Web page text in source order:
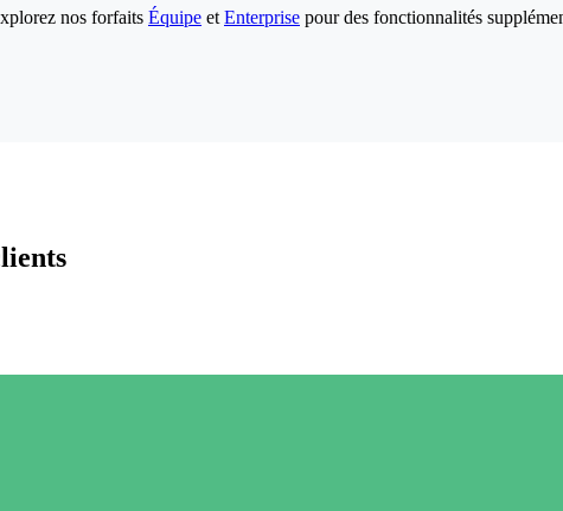
nos forfaits Équipe et Enterprise pour des fonctionnalités